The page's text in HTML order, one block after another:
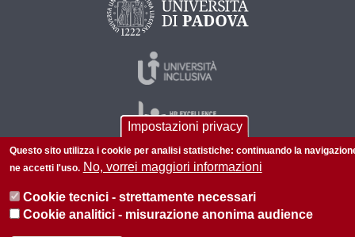
Impostazioni privacy
Questo sito utilizza i cookie per analisi statistiche: continuando la
ne accetti l'uso. No, vorrei maggiori informazioni
Cookie tecnici - strettamente necessari
Cookie analitici - misurazione anonima audience